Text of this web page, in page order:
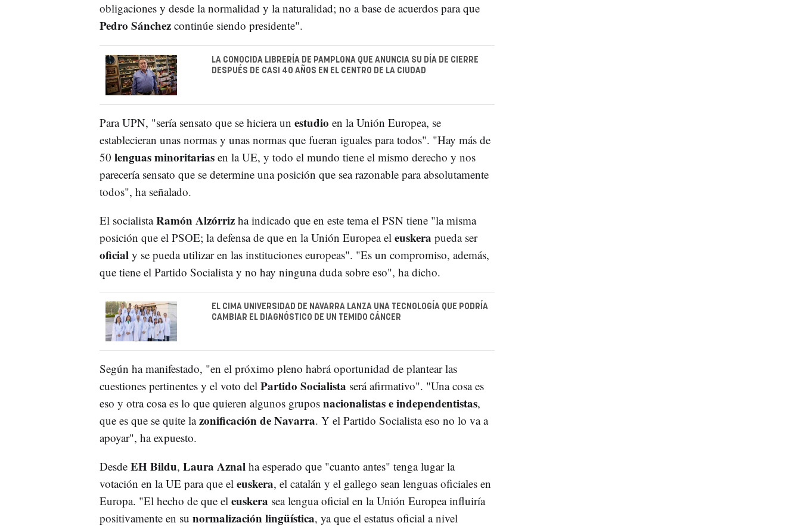
obligaciones y desde la normalidad y la naturalidad; no a base de acuerdos para que
Pedro Sánchezcontinúe siendo presidente".
LA CONOCIDA LIBRERÍA DE PAMPLONA QUE ANUNCIA SU DÍA DE CIERRE
DESPUÉS DE CASI 40 AÑOS EN EL CENTRO DE LA CIUDAD
Para UPN, "sería sensato que se hiciera un estudio en la Unión Europea, se
establecieran unas normas y unas normas que fueran iguales para todos". "Hay más de
50 lenguas minoritariasen la UE, y todo el mundo tiene el mismo derecho y nos
parecería sensato que se determine una posición que sea razonable para absolutamente
todos", ha señalado.
El socialistaRamón Alzórrizha indicado que en este tema el PSN tiene "la misma
posición que el PSOE; la defensa de que en la Unión Europea el euskera pueda ser
oficial y se pueda utilizar en las instituciones europeas". "Es un compromiso, además,
que tiene el Partido Socialista y no hay ninguna duda sobre eso", ha dicho.
EL CIMA UNIVERSIDAD DE NAVARRA LANZA UNA TECNOLOGÍA QUE PODRÍA
CAMBIAR EL DIAGNÓSTICO DE UN TEMIDO CÁNCER
Según ha manifestado, "en el próximo pleno habrá oportunidad de plantear las
cuestiones pertinentes y el voto del Partido Socialista será afirmativo". "Una cosa es
eso y otra cosa es lo que quieren algunos grupos nacionalistas e independentistas,
que es que se quite lazonificación de Navarra. Y el Partido Socialista eso no lo va a
apoyar", ha expuesto.
Desde EH Bildu, Laura Aznalha esperado que "cuanto antes" tenga lugar la
votación en la UE para que el euskera, el catalán y el gallego sean lenguas oficiales en
Europa. "El hecho de que el euskera sea lengua oficial en la Unión Europea influiría
positivamente en su normalización lingüística, ya que el estatus oficial a nivel